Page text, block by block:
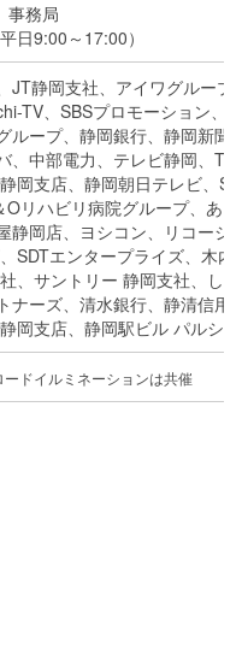
務局
日9:00～17:00）
JT静岡支社、アイワグループ
TV、SBSプロモーション、
ループ、静岡銀行、静岡新聞
、中部電力、テレビ静岡、
岡支店、静岡朝日テレビ、
リハビリ病院グループ、あ
静岡店、ヨシコン、リコージ
SDTエンタープライズ、木
、サントリー 静岡支社、し
ナーズ、清水銀行、静清信用
岡支店、静岡駅ビル パルシ
ドイルミネーションは共催